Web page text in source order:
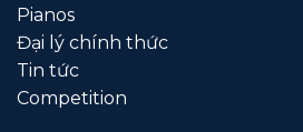
Pianos
Đại lý chính thức
Tin tức
Competition